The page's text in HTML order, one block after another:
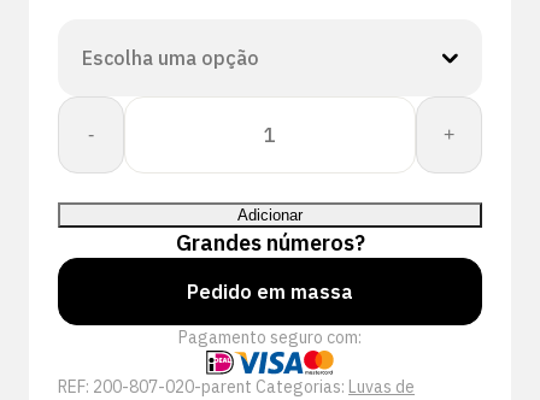
-
Quantidade
Proway:
Touch
PWH-
80702
+
Adicionar
Grandes números?
Pedido em massa
Pagamento seguro com:
REF: 200-807-020-parent Categorias: Luvas de